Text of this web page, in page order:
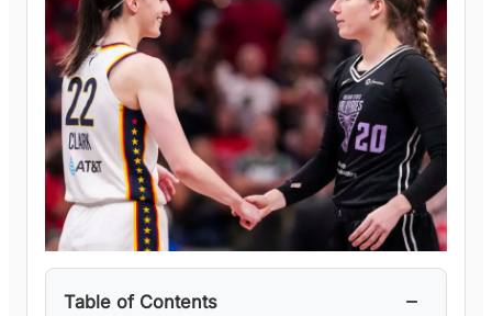
Table of Contents −